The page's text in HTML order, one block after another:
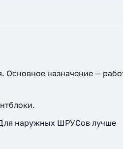
Основное назначение —
наружных ШРУСов лучше